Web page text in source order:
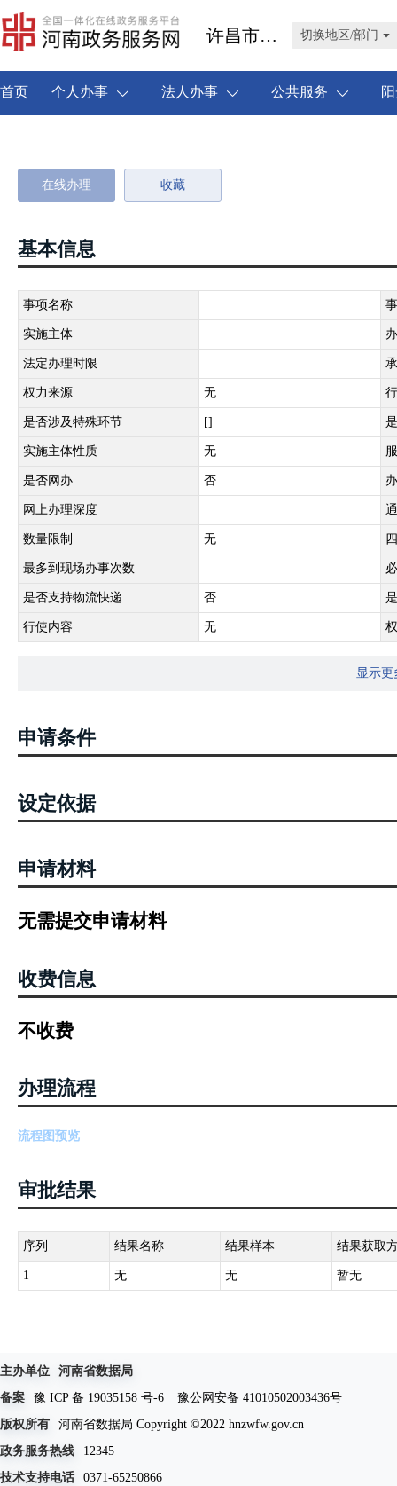
许昌市禹州市 切换地区/部门
首页 个人办事 法人办事 公共服务
在线办理 收藏
基本信息
事项名称
实施主体
法定办理时限
权力来源 无
是否涉及特殊环节 []
实施主体性质 无
是否网办 否
网上办理深度
数量限制 无
最多到现场办事次数
是否支持物流快递 否
行使内容 无
显示更
申请条件
设定依据
申请材料
无需提交申请材料
收费信息
不收费
办理流程
流程图预览
审批结果
序列 结果名称 结果样本 结果获取
1 无 无 暂无
主办单位
河南省数据局
备案
豫 ICP 备 19035158 号-6
豫公网安备 41010502003436号
版权所有
河南省数据局 Copyright ©2022 hnzwfw.gov.cn
政务服务热线
12345
技术支持电话
0371-65250866